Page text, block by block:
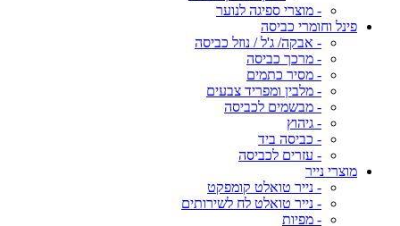
- מוצרי ספיגה לנוער
פינל וחומרי כביסה
- אבקה/ ג'ל / נוזל כביסה
- מרכך כביסה
- מסיר כתמים
- מלבין ומפריד צבעים
- מבשמים לכביסה
- גיהוץ
- כביסה ביד
- עזרים לכביסה
מוצרי נייר
- נייר טואלט קומפקט
- נייר טואלט לח לשירותים
- מפיות